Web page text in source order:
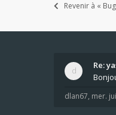
Revenir à «
Re:
dlan67, mer.